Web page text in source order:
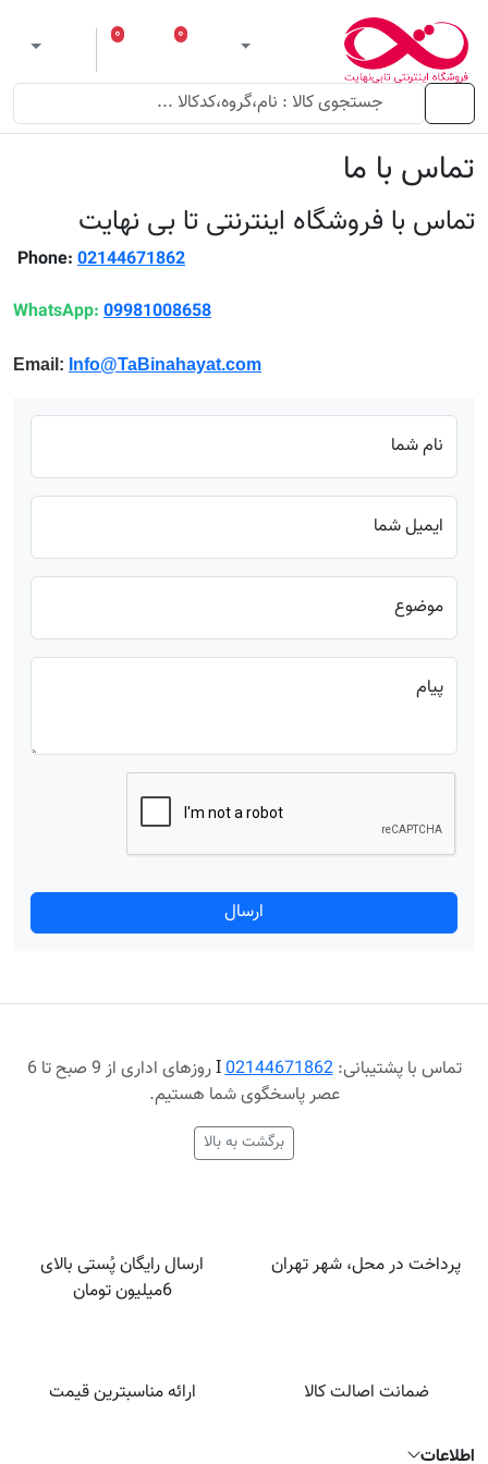
ورود لیست مورد علاقه
۰
سبد خرید
۰
منو
تماس با ما
تماس با فروشگاه اینترنتی تا بی نهایت
Phone: 02144671862
WhatsApp: 09981008658
Email: Info@TaBinahayat.com
نام شما
ایمیل شما
موضوع
پیام
ارسال
تماس با پشتیبانی:02144671862
Ι
روزهای اداری از 9 صبح تا 6
عصر پاسخگوی شما هستیم.
برگشت به بالا
پرداخت در محل، شهر تهران
ارسال رایگان پُستی بالای
6میلیون تومان
ضمانت اصالت کالا ارائه مناسبترین قیمت
اطلاعات